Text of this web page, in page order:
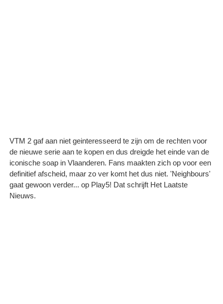
VTM 2 gaf aan niet geinteresseerd te zijn om de rechten voor
de nieuwe serie aan te kopen en dus dreigde het einde van de
iconische soap in Vlaanderen. Fans maakten zich op voor een
definitief afscheid, maar zo ver komt het dus niet. 'Neighbours'
gaat gewoon verder... op Play5! Dat schrijft Het Laatste
Nieuws.